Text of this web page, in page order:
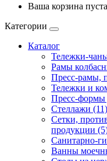
Ваша корзина
Категории
Каталог
Тележки-
Рамы
Пресс-рамы,
Тележки и
Пресс-формы
Стеллажи (11)
Сетки,
продукции
Санитарно-
Ванны